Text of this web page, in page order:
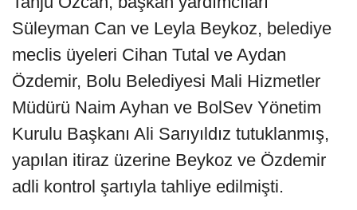
Süleyman Can ve Leyla Beykoz, belediye
meclis üyeleri Cihan Tutal ve Aydan
Özdemir, Bolu Belediyesi Mali Hizmetler
Müdürü Naim Ayhan ve BolSev Yönetim
Kurulu Başkanı Ali Sarıyıldız tutuklanmış,
yapılan itiraz üzerine Beykoz ve Özdemir
adli kontrol şartıyla tahliye edilmişti.